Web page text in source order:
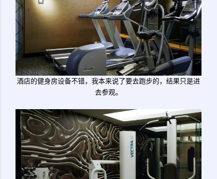
酒店的健身房设备不错，我本来说了要去跑步的，结果只是进
去参观。